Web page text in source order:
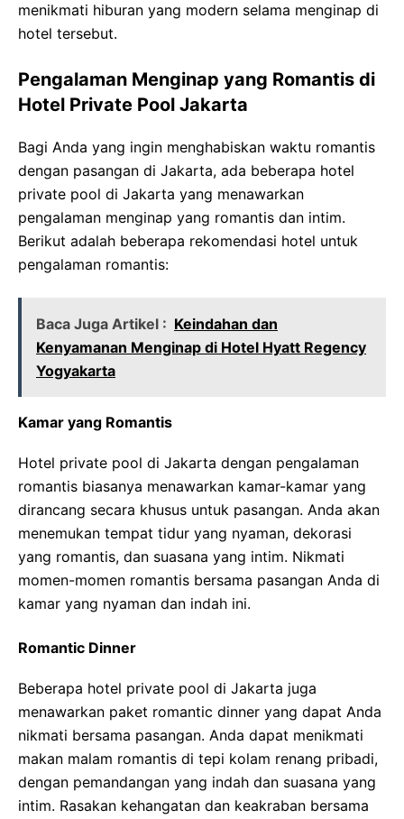
menikmati hiburan yang modern selama menginap di
hotel tersebut.
Pengalaman Menginap yang Romantis di
Hotel Private Pool Jakarta
Bagi Anda yang ingin menghabiskan waktu romantis
dengan pasangan di Jakarta, ada beberapa hotel
private pool di Jakarta yang menawarkan
pengalaman menginap yang romantis dan intim.
Berikut adalah beberapa rekomendasi hotel untuk
pengalaman romantis:
Baca Juga Artikel : Keindahan dan
Kenyamanan Menginap di Hotel Hyatt Regency
Yogyakarta
Kamar yang Romantis
Hotel private pool di Jakarta dengan pengalaman
romantis biasanya menawarkan kamar-kamar yang
dirancang secara khusus untuk pasangan. Anda akan
menemukan tempat tidur yang nyaman, dekorasi
yang romantis, dan suasana yang intim. Nikmati
momen-momen romantis bersama pasangan Anda di
kamar yang nyaman dan indah ini.
Romantic Dinner
Beberapa hotel private pool di Jakarta juga
menawarkan paket romantic dinner yang dapat Anda
nikmati bersama pasangan. Anda dapat menikmati
makan malam romantis di tepi kolam renang pribadi,
dengan pemandangan yang indah dan suasana yang
intim. Rasakan kehangatan dan keakraban bersama